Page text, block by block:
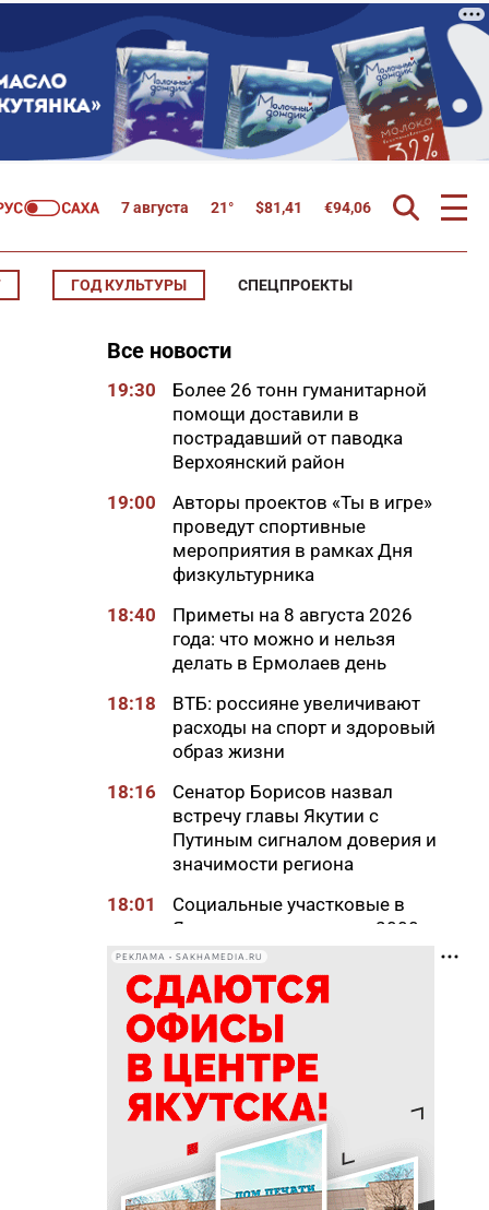
7 августа 21° $81,41 €94,06
ГОД КУЛЬТУРЫ СПЕЦПРОЕКТЫ
Все новости
19:30
Более 26 тонн гуманитарной
помощи доставили в
пострадавший от паводка
Верхоянский район
19:00
Авторы проектов «Ты в игре»
проведут спортивные
мероприятия в рамках Дня
физкультурника
18:40
Приметы на 8 августа 2026
года: что можно и нельзя
делать в Ермолаев день
18:18
ВТБ: россияне увеличивают
расходы на спорт и здоровый
образ жизни
18:16
Сенатор Борисов назвал
встречу главы Якутии с
Путиным сигналом доверия и
значимости региона
18:01
Социальные участковые в
Якутии приняли около 2000
обращений
17:56
Жительница Жатая похитила
33 цветка с клумбы в центре
Якутска
17:51
«Здесь нет типовых задач»:
начальник стройплощадки
«Полюс Строя» Евгений
Самсонов о работе в суровом
климате
РЕКЛАМА • SAKHAMEDIA.RU